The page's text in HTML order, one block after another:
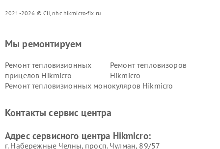
2021-2026 © СЦ nhc.hikmicro-fix.ru
Мы ремонтируем
Ремонт тепловизионных
прицелов Hikmicro
Ремонт тепловизоров
Hikmicro
Ремонт тепловизионных монокуляров Hikmicro
Контакты сервис центра
Адрес сервисного центра Hikmicro:
г. Набережные Челны, просп. Чулман, 89/57